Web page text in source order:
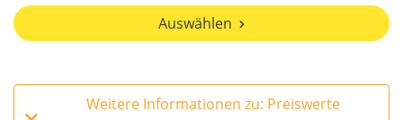
Auswählen
Weitere Informationen zu: Preiswerte